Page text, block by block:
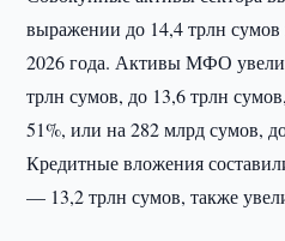
выражении до 14,4 трлн
2026 года. Активы МФО
трлн сумов, до 13,6 трлн
51%, или на 282 млрд сумов,
Кредитные вложения
— 13,2 трлн сумов, также